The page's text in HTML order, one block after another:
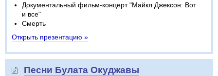
Документальный фильм-концерт "Майкл Джексон: Вот
и все"
Смерть
Открыть презентацию »
Песни Булата Окуджавы